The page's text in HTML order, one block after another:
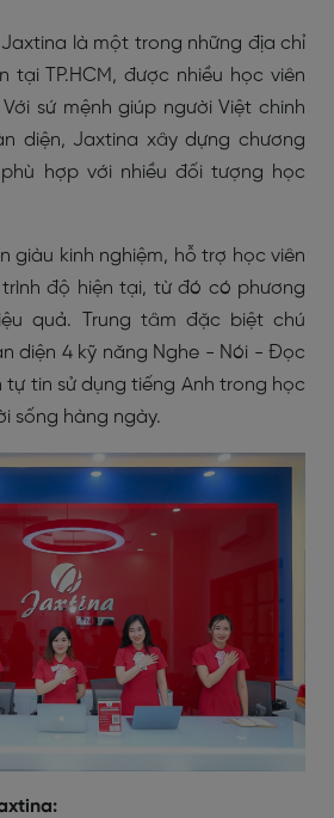
Jaxtina là một trong những địa chỉ
tại TP.HCM, được nhiều học viên
sứ mệnh giúp người Việt chinh
diện, Jaxtina xây dựng chương
hợp với nhiều đối tượng học
giàu kinh nghiệm, hỗ trợ học viên
độ hiện tại, từ đó có phương
quả. Trung tâm đặc biệt chú
diện 4 kỹ năng Nghe - Nói - Đọc
tự tin sử dụng tiếng Anh trong học
sống hàng ngày.